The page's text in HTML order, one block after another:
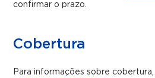
confirmar o prazo.
Cobertura
Para informações sobre